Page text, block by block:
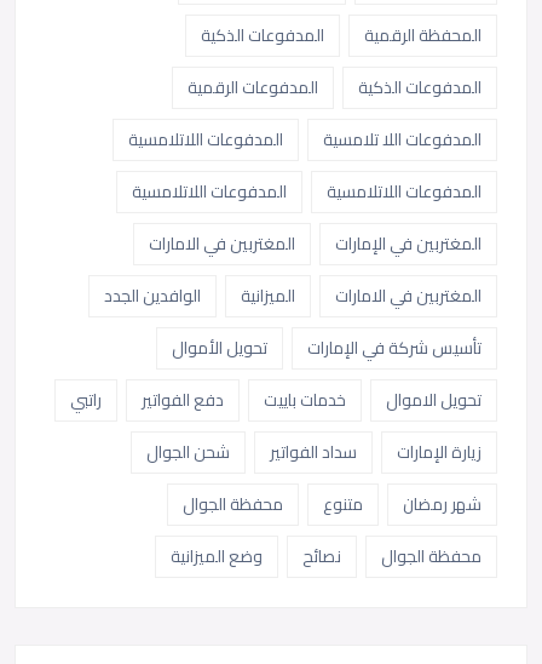
المحفظة الرقمية
المدفوعات الذكية
المدفوعات الذكية
المدفوعات الرقمية
المدفوعات اللا تلامسية
المدفوعات اللاتلامسية
المدفوعات اللاتلامسية
المدفوعات اللاتلامسية
المغتربين في الإمارات
المغتربين في الامارات
المغتربين في الامارات
الميزانية
الوافدين الجدد
تأسيس شركة في الإمارات
تحويل الأموال
تحويل الاموال
خدمات باييت دفع الفواتير
راتبي
زيارة الإمارات
سداد الفواتير
شحن الجوال
شهر رمضان
متنوع
محفظة الجوال
محفظة الجوال
نصائح وضع الميزانية